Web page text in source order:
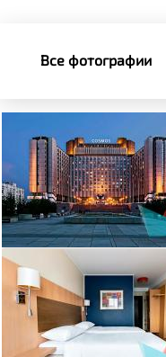
Все фотографии